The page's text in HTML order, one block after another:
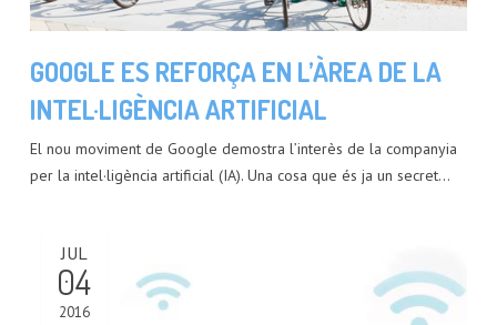
GOOGLE ES REFORÇA EN L’ÀREA DE LA
INTEL·LIGÈNCIA ARTIFICIAL
El nou moviment de Google demostra l’interès de la companyia
per la intel·ligència artificial (IA). Una cosa que és ja un secret…
JUL
04
2016